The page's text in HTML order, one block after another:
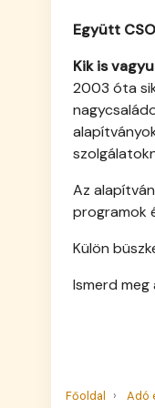
Együtt
Kik is
2003 óta
Az
programok
Külön
Ismerd
Főoldal Adó